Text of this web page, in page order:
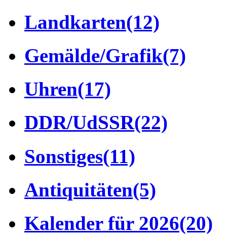
Landkarten(12)
Gemälde/Grafik(7)
Uhren(17)
DDR/UdSSR(22)
Sonstiges(11)
Antiquitäten(5)
Kalender für 2026(20)